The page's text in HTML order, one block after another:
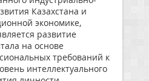
Казахстана и
экономике,
развитие
на основе
требований к
интеллектуального